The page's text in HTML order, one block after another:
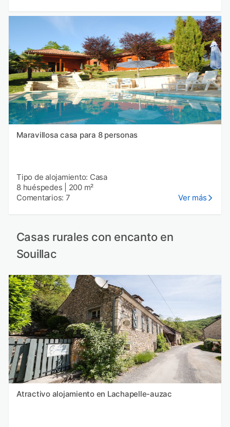
Maravillosa casa para 8 personas
Tipo de alojamiento: Casa
8 huéspedes
200 m²
Comentarios: 7
Ver más
Casas rurales con encanto en
Souillac
Atractivo alojamiento en Lachapelle-auzac